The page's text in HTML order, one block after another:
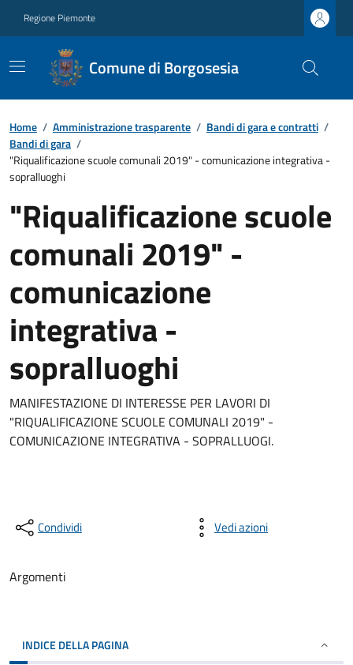
Regione Piemonte
Comune di Borgosesia
Home / Amministrazione trasparente / Bandi di gara e contratti /
Bandi di gara /
"Riqualificazione scuole comunali 2019" - comunicazione integrativa -
sopralluoghi
"Riqualificazione scuole
comunali 2019" -
comunicazione
integrativa -
sopralluoghi
MANIFESTAZIONE DI INTERESSE PER LAVORI DI
"RIQUALIFICAZIONE SCUOLE COMUNALI 2019" -
COMUNICAZIONE INTEGRATIVA - SOPRALLUOGI.
Condividi Vedi azioni
Argomenti
INDICE DELLA PAGINA